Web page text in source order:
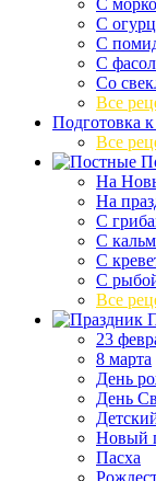
С
С
С
Со
Все
Подготовка
Все
На
На
С
С
С
С
Все
23
8 марта
День
День
Новый
Пасха